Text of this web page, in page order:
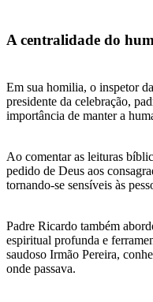
A centralidade do
Em sua homilia, o inspetor
presidente da celebração,
importância de manter a
Ao comentar as leituras
pedido de Deus aos
tornando-se sensíveis às
Padre Ricardo também
espiritual profunda e
saudoso Irmão Pereira,
onde passava.